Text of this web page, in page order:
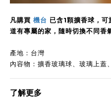
凡購買 機台 已含1顆擴香球，
道有專屬的家，隨時切換不同香
產地：台灣
內容物：擴香玻璃球、玻璃上蓋
了解更多